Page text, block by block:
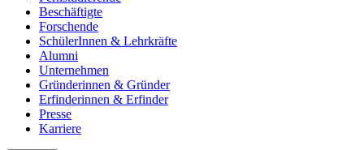
Beschäftigte
Forschende
SchülerInnen & Lehrkräfte
Alumni
Unternehmen
Gründerinnen & Gründer
Erfinderinnen & Erfinder
Presse
Karriere